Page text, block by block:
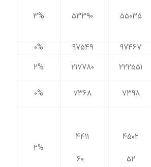
۵۵۰۳۵ ۵۳۳۹۰ ۳%
۹۷۴۶۷ ۹۷۵۴۹
۰%
۲۲۲۵۵۱ ۲۱۷۷۸۰
۲%
۷۳۹۸ ۷۳۶۸
۰%
۴۵۰۲
۵۲
۴۴۱۱
۲%